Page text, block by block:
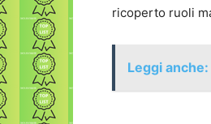
ricoperto ruoli
Leggi anche: